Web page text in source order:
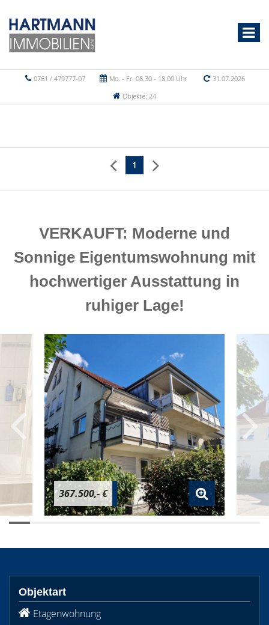
0761 / 479777-07 Mo. - Fr. 08.30 - 18.00 Uhr
31.07.2026
Objekte: 24
1
VERKAUFT: Moderne und
Sonnige Eigentumswohnung mit
hochwertiger Ausstattung in
ruhiger Lage!
367.500,- €
Objektart
Etagenwohnung